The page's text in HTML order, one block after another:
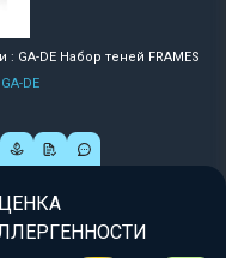
GA-DE Набор теней FRAMES
DE